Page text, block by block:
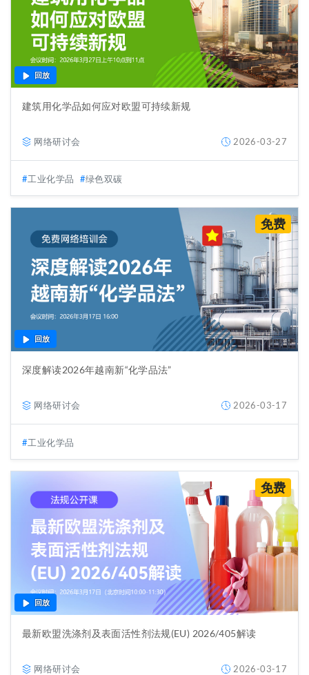
回放
建筑用化学品如何应对欧盟可持续新规
网络研讨会 2026-03-27
工业化学品 绿色双碳
回放
免费
深度解读2026年越南新“化学品法”
网络研讨会 2026-03-17
工业化学品
回放
免费
最新欧盟洗涤剂及表面活性剂法规(EU) 2026/405解读
网络研讨会 2026-03-17